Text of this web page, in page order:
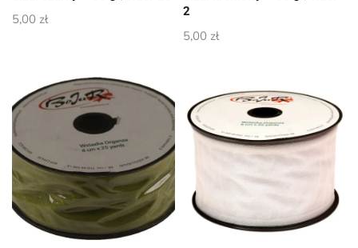
5,00 zł
2
5,00 zł